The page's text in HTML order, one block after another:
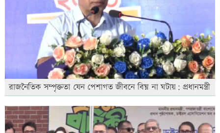
রাজনৈতিক সম্পৃক্ততা যেন পেশাগত জীবনে বিঘ্ন না ঘটায়: প্রধানমন্ত্রী